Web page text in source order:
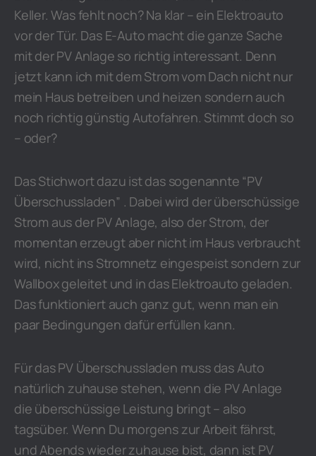
Keller. Was fehlt noch? Na klar – ein Elektroauto
vor der Tür. Das E-Auto macht die ganze Sache
mit der PV Anlage so richtig interessant. Denn
jetzt kann ich mit dem Strom vom Dach nicht nur
mein Haus betreiben und heizen sondern auch
noch richtig günstig Autofahren. Stimmt doch so
– oder?
Das Stichwort dazu ist das sogenannte “PV
Überschussladen” . Dabei wird der überschüssige
Strom aus der PV Anlage, also der Strom, der
momentan erzeugt aber nicht im Haus verbraucht
wird, nicht ins Stromnetz eingespeist sondern zur
Wallbox geleitet und in das Elektroauto geladen.
Das funktioniert auch ganz gut, wenn man ein
paar Bedingungen dafür erfüllen kann.
Für das PV Überschussladen muss das Auto
natürlich zuhause stehen, wenn die PV Anlage
die überschüssige Leistung bringt – also
tagsüber. Wenn Du morgens zur Arbeit fährst,
und Abends wieder zuhause bist, dann ist PV